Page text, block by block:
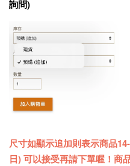
詢問)
尺寸如顯示追加則表示商品
日) 可以接受再請下單喔！商